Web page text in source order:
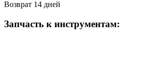
Возврат 14 дней
Запчасть к инструментам: